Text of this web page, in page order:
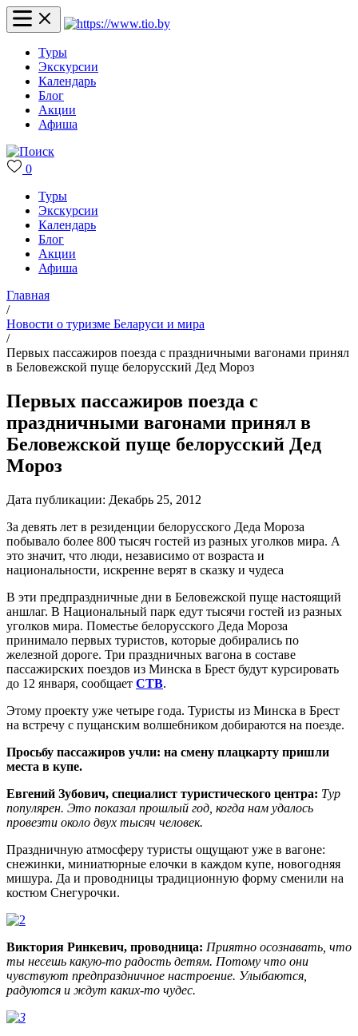
Туры
Экскурсии
Календарь
Блог
Акции
Афиша
0
Туры
Экскурсии
Календарь
Блог
Акции
Афиша
Главная
/
Новости о туризме Беларуси и мира
/
Первых пассажиров поезда с праздничными вагонами принял
в Беловежской пуще белорусский Дед Мороз
Первых пассажиров поезда с
праздничными вагонами принял в
Беловежской пуще белорусский Дед
Мороз
Дата публикации: Декабрь 25, 2012
За девять лет в резиденции белорусского Деда Мороза
побывало более 800 тысяч гостей из разных уголков мира. А
это значит, что люди, независимо от возраста и
национальности, искренне верят в сказку и чудеса
В эти предпраздничные дни в Беловежской пуще настоящий
аншлаг. В Национальный парк едут тысячи гостей из разных
уголков мира. Поместье белорусского Деда Мороза
принимало первых туристов, которые добирались по
железной дороге. Три праздничных вагона в составе
пассажирских поездов из Минска в Брест будут курсировать
до 12 января, сообщает СТВ.
Этому проекту уже четыре года. Туристы из Минска в Брест
на встречу с пущанским волшебником добираются на поезде.
Просьбу пассажиров учли: на смену плацкарту пришли
места в купе.
Евгений Зубович, специалист туристического центра: Тур
популярен. Это показал прошлый год, когда нам удалось
провезти около двух тысяч человек.
Праздничную атмосферу туристы ощущают уже в вагоне:
снежинки, миниатюрные елочки в каждом купе, новогодняя
мишура. Да и проводницы традиционную форму сменили на
костюм Снегурочки.
Виктория Ринкевич, проводница: Приятно осознавать, что
ты несешь какую-то радость детям. Потому что они
чувствуют предпраздничное настроение. Улыбаются,
радуются и ждут каких-то чудес.